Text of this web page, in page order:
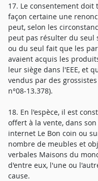
17. Le consentement
façon certaine une
peut, selon les
peut pas résulter du seul
ou du seul fait que les
avaient acquis les
leur siège dans l'EEE, et
vendus par des
n°08-13.378).
18. En l'espèce, il est
offert à la vente, dans
internet Le Bon coin ou
nombre de meubles et
verbales Maisons du
d'entre eux, l'une ou
cause.